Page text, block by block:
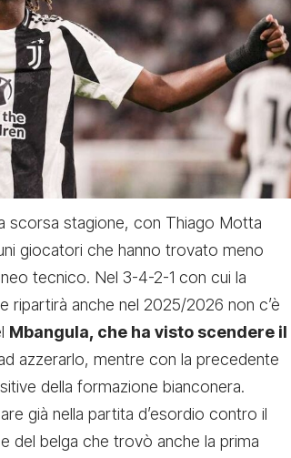
scorsa stagione, con Thiago Motta
giocatori che hanno trovato meno
tecnico. Nel 3-4-2-1 con cui la
ripartirà anche nel 2025/2026 non c’è
Mbangula, che ha visto scendere il
azzerarlo, mentre con la precedente
della formazione bianconera.
già nella partita d’esordio contro il
del belga che trovò anche la prima